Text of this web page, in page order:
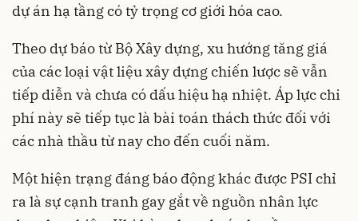
dự án hạ tầng có tỷ trọng cơ giới hóa cao.
Theo dự báo từ Bộ Xây dựng, xu hướng tăng giá
của các loại vật liệu xây dựng chiến lược sẽ vẫn
tiếp diễn và chưa có dấu hiệu hạ nhiệt. Áp lực chi
phí này sẽ tiếp tục là bài toán thách thức đối với
các nhà thầu từ nay cho đến cuối năm.
Một hiện trạng đáng báo động khác được PSI chỉ
ra là sự cạnh tranh gay gắt về nguồn nhân lực